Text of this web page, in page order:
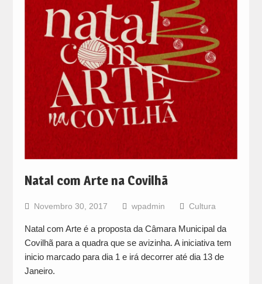
Natal com Arte na Covilhã
Novembro 30, 2017 wpadmin Cultura
Natal com Arte é a proposta da Câmara Municipal da
Covilhã para a quadra que se avizinha. A iniciativa tem
inicio marcado para dia 1 e irá decorrer até dia 13 de
Janeiro.